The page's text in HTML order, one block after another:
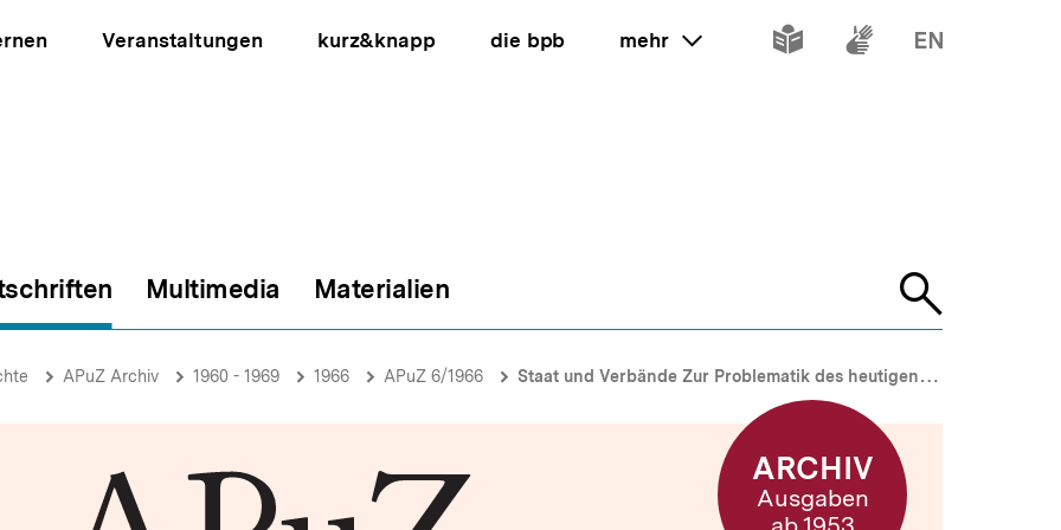
Veranstaltungen kurz&knapp die bpb mehr ein oder ausklappen
Inhalte Inhalte
Multimedia Materialien
Suche
APuZ Archiv 1960 - 1969 1966 APuZ 6/1966 Staat und Verbände Zur Problematik des heutigen Verbandseinflusses
ARCHIV
Ausgaben